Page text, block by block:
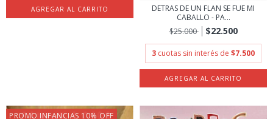
DETRAS DE UN FLAN SE FUE MI
CABALLO - PA...
$25.000
$22.500
3 cuotas sin interés de $7.500
PROMO INFANCIAS 10% OFF